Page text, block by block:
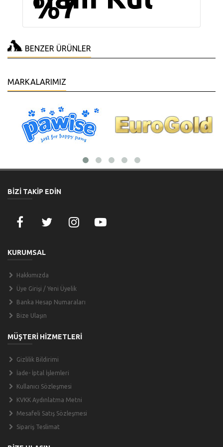
%7
BENZER ÜRÜNLER
MARKALARIMIZ
BİZİ TAKİP EDİN
KURUMSAL
Hakkımızda
Üye Girişi / Yeni Üyelik
Banka Hesap Numaraları
Bize Ulaşın
MÜŞTERİ HİZMETLERİ
Gizlilik Bildirimi
İade- İptal İşlemleri
Kullanıcı Sözleşmesi
KVKK Aydınlatma Metni
Mesafeli Satış Sözleşmesi
Sipariş Teslimat